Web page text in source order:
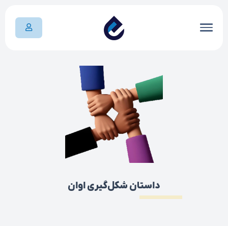
داستان شکل‌گیری اوان